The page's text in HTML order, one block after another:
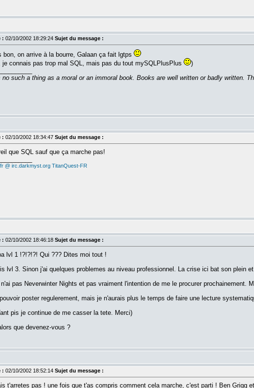
: 02/10/2002 18:29:24 Sujet du message :
bon, on arrive à la bourre, Galaan ça fait lgtps
je connais pas trop mal SQL, mais pas du tout mySQLPlusPlus
)
no such a thing as a moral or an immoral book. Books are well written or badly written.
: 02/10/2002 18:34:47 Sujet du message :
que SQL sauf que ça marche pas!
@ irc.darkmyst.org TitanQuest-FR
: 02/10/2002 18:46:18 Sujet du message :
lvl 1 !?!?!?! Qui ??? Dites moi tout !
lvl 3. Sinon j'ai quelques problemes au niveau professionnel. La crise ici bat son plein
pas Neverwinter Nights et pas vraiment l'intention de me le procurer prochainement.
poster regulerement, mais je n'aurais plus le temps de faire une lecture
pis je continue de me casser la tete. Merci)
que devenez-vous ?
: 02/10/2002 18:52:14 Sujet du message :
t'arretes pas ! une fois que t'as compris comment cela marche, c'est parti ! Ben Grigg